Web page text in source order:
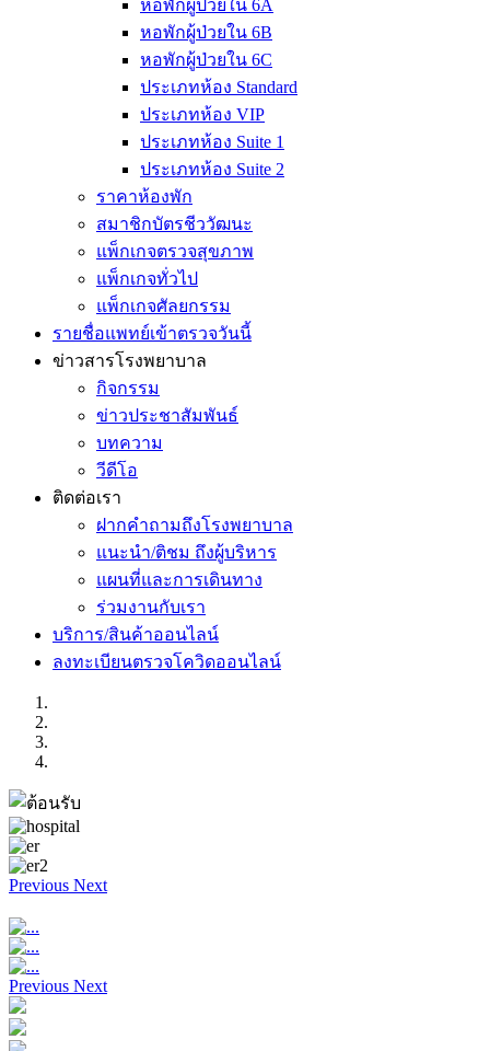
หอพักผู้ป่วยใน 6A
หอพักผู้ป่วยใน 6B
หอพักผู้ป่วยใน 6C
ประเภทห้อง Standard
ประเภทห้อง VIP
ประเภทห้อง Suite 1
ประเภทห้อง Suite 2
ราคาห้องพัก
สมาชิกบัตรชีววัฒนะ
แพ็กเกจตรวจสุขภาพ
แพ็กเกจทั่วไป
แพ็กเกจศัลยกรรม
รายชื่อแพทย์เข้าตรวจวันนี้
ข่าวสารโรงพยาบาล
กิจกรรม
ข่าวประชาสัมพันธ์
บทความ
วีดีโอ
ติดต่อเรา
ฝากคำถามถึงโรงพยาบาล
แนะนำ/ติชม ถึงผู้บริหาร
แผนที่และการเดินทาง
ร่วมงานกับเรา
บริการ/สินค้าออนไลน์
ลงทะเบียนตรวจโควิดออนไลน์
Previous Next
Previous Next